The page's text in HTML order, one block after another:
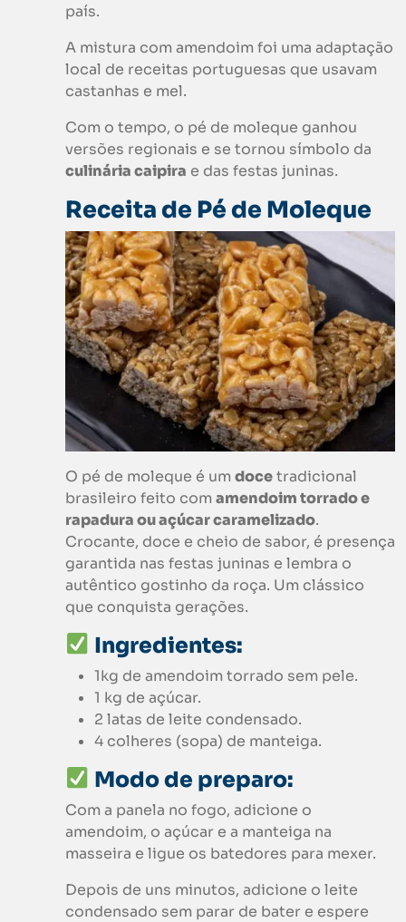
país.
A mistura com amendoim foi uma adaptação
local de receitas portuguesas que usavam
castanhas e mel.
Com o tempo, o pé de moleque ganhou
versões regionais e se tornou símbolo da
culinária caipira e das festas juninas.
Receita de Pé de Moleque
O pé de moleque é um docetradicional
brasileiro feito com amendoim torrado e
rapadura ou açúcar caramelizado.
Crocante, doce e cheio de sabor, é presença
garantida nas festas juninas e lembra o
autêntico gostinho da roça. Um clássico
que conquista gerações.
Ingredientes:
1kg de amendoim torrado sem pele.
1 kg de açúcar.
2 latas de leite condensado.
4 colheres (sopa) de manteiga.
Modo de preparo:
Com a panela no fogo, adicione o
amendoim, o açúcar e a manteiga na
masseira e ligue os batedores para mexer.
Depois de uns minutos, adicione o leite
condensado sem parar de bater e espere